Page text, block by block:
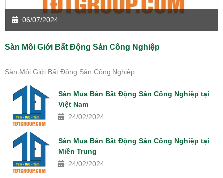
06/07/2024
Sàn Môi Giới Bất Động Sản Công Nghiệp
Sàn Môi Giới Bất Động Sản Công Nghiệp
Sàn Mua Bán Bất Động Sản Công Nghiệp tại
Việt Nam
24/02/2024
Sàn Mua Bán Bất Động Sản Công Nghiệp tại
Miền Trung
24/02/2024